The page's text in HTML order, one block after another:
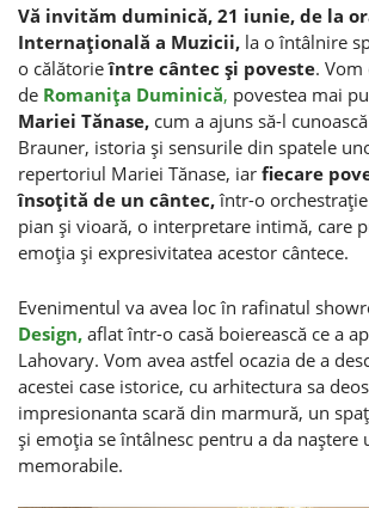
Vă invităm duminică, 21 iunie, de la
Internaţională a Muzicii, la o întâlnire
o călătorieîntre cântec şi poveste.
de Romaniţa Duminică, povestea mai
Mariei Tănase, cum a ajuns să-l
Brauner, istoria şi sensurile din spatele
repertoriul Mariei Tănase, iar fiecare
însoţită de un cântec,într-o
pian şi vioară, o interpretare intimă, care
emoţia şi expresivitatea acestor cântece.
Evenimentul va avea loc în rafinatul
Design, aflat într-o casă boierească ce a
Lahovary. Vom avea astfel ocazia de a
acestei case istorice, cu arhitectura sa
impresionanta scară din marmură, un
şi emoţia se întâlnesc pentru a da naştere
memorabile.